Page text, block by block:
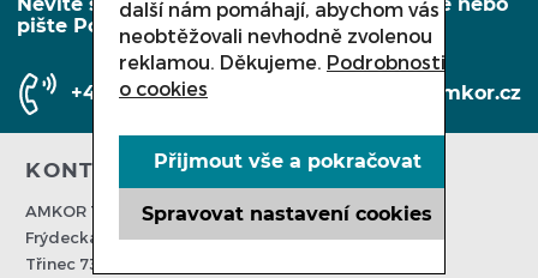
pište Po-Pá: 7:30 – 15:30
+420 558 350 431 info@amkor.cz
KONTAKTUJTE NÁS
AMKOR Trading spol s. r. o.
Frýdecká 203
Třinec 73961
další nám pomáhají, abychom vás
neobtěžovali nevhodně zvolenou
reklamou. Děkujeme. Podrobnosti
o cookies
Spravovat nastavení cookies
Přijmout vše a pokračovat